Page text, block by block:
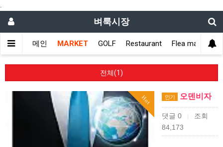
.
벼룩시장
메인 MARKET GOLF Restaurant Flea market
전체(1)
Hot 인기 오덴비자
댓글 0 |
조회
84,173